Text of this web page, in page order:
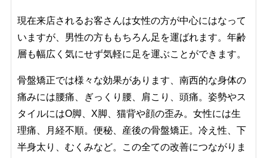
現在来店されるお客さんは女性の方が中心にはなって
いますが、男性の方ももちろん足を運ばれます。年齢
層も幅広く気にせず気軽に足を運ぶことができます。
骨盤矯正では様々な効果があります、南西的な身体の
痛みには腰痛、ぎっくり腰、肩こり、頭痛。姿勢やス
タイルにはO脚、X脚、猫背や顔の歪み。女性には生
理痛、月経不順。便秘、産後の骨盤矯正。冷え性、下
半身太り、むくみなど。この全ての改善につながりま